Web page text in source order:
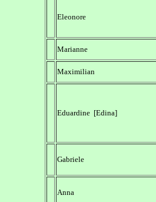
Eleonore
Marianne
Maximilian
Eduardine [Edina]
Gabriele
Anna